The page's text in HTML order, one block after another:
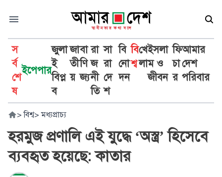
স
র্ব
শে
ষ
ইপেপার
জুলা
ই
বিপ্ল
ব
জা
তী
য়
বা
ণি
জ্য
রা
জ
নী
তি
সা
রা
দে
শ
বি
নো
দন
বি
শ্ব
খে
লা
ইসলা
ম ও
জীবন
ফি
চা
র
আমার
দেশ
পরিবার
> বিশ্ব> মধ্যপ্রাচ্য
হরমুজ প্রণালি এই যুদ্ধে ‘অস্ত্র’ হিসেবে
ব্যবহৃত হয়েছে: কাতার